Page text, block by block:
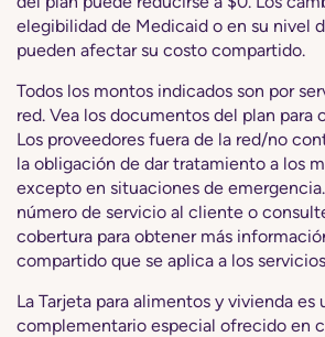
elegibilidad de Medicaid o en su nivel
pueden afectar su costo compartido.
Todos los montos indicados son por
red. Vea los documentos del plan para
Los proveedores fuera de la red/no
la obligación de dar tratamiento a los
excepto en situaciones de
número de servicio al cliente o
cobertura para obtener más
compartido que se aplica a los
La Tarjeta para alimentos y vivienda
complementario especial ofrecido en